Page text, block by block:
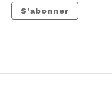
S'abonner